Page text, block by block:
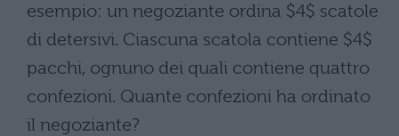
esempio: un negoziante ordina $4$ scatole
di detersivi. Ciascuna scatola contiene $4$
pacchi, ognuno dei quali contiene quattro
confezioni. Quante confezioni ha ordinato
il negoziante?